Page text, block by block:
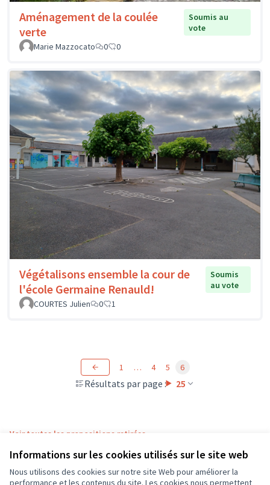
Informations sur les cookies utilisés sur le site web
Nous utilisons des cookies sur notre site Web pour améliorer la
performance et les contenus du site. Les cookies nous permettent
Aménagement de la coulée
verte
Soumis au
vote
Marie Mazzocato
0 0
Végétalisons ensemble la cour de
l'école Germaine Renauld!
Soumis
au vote
COURTES Julien
0 1
Résultats par page : 25
1 … 4 5 6
Voir toutes les propositions retirées
Conditions d'utilisation